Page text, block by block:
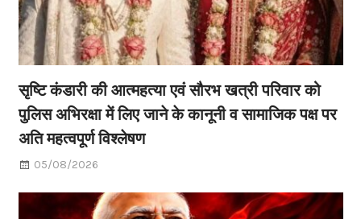
सृष्टि कंडारी की आत्महत्या एवं सौरभ खत्री परिवार को
पुलिस अभिरक्षा में लिए जाने के कानूनी व सामाजिक पक्ष पर
अति महत्वपूर्ण विश्लेषण
05/08/2026